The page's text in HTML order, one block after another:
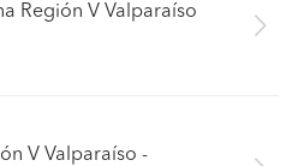
Región V Valparaíso
V Valparaíso -